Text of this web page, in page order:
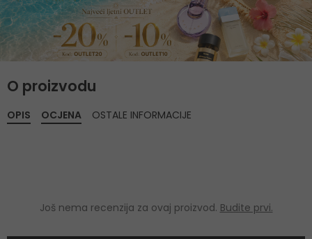
O proizvodu
OPIS OCJENA
Još nema recenzija za ovaj proizvod. Budite prvi.
OSTALE INFORMACIJE